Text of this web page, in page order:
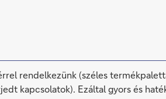
rendelkezünk (széles
kapcsolatok). Ezáltal gyors és